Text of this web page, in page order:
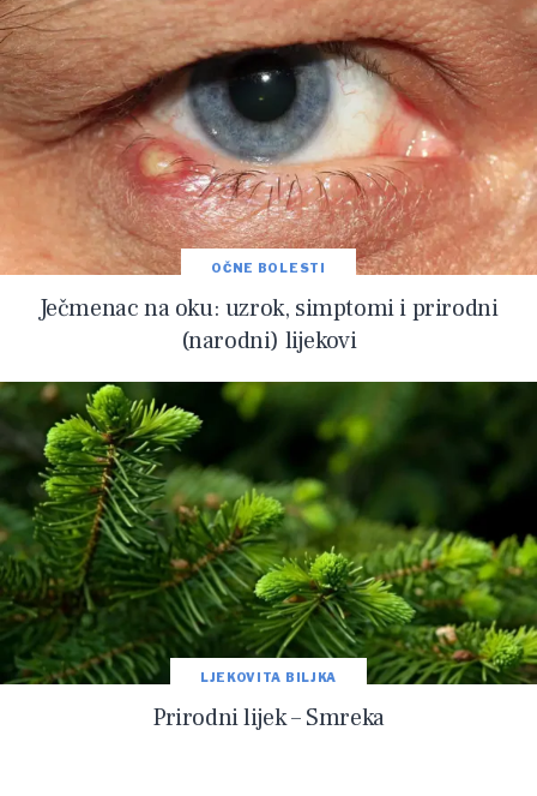
OČNE BOLESTI
Ječmenac na oku: uzrok, simptomi i prirodni
(narodni) lijekovi
LJEKOVITA BILJKA
Prirodni lijek – Smreka